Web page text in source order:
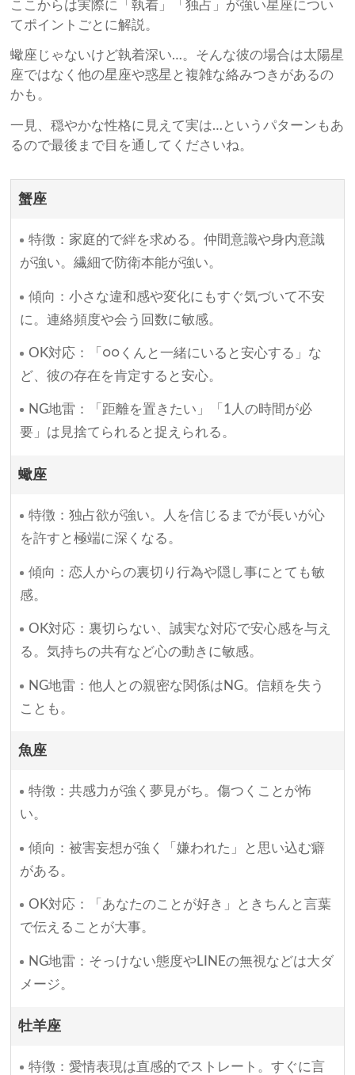
ここからは実際に「執着」「独占」が強い星座につい
てポイントごとに解説。
蠍座じゃないけど執着深い…。そんな彼の場合は太陽星
座ではなく他の星座や惑星と複雑な絡みつきがあるの
かも。
一見、穏やかな性格に見えて実は…というパターンもあ
るので最後まで目を通してくださいね。
蟹座
特徴：家庭的で絆を求める。仲間意識や身内意識
が強い。繊細で防衛本能が強い。
傾向：小さな違和感や変化にもすぐ気づいて不安
に。連絡頻度や会う回数に敏感。
OK対応：「○○くんと一緒にいると安心する」な
ど、彼の存在を肯定すると安心。
NG地雷：「距離を置きたい」「1人の時間が必
要」は見捨てられると捉えられる。
蠍座
特徴：独占欲が強い。人を信じるまでが長いが心
を許すと極端に深くなる。
傾向：恋人からの裏切り行為や隠し事にとても敏
感。
OK対応：裏切らない、誠実な対応で安心感を与え
る。気持ちの共有など心の動きに敏感。
NG地雷：他人との親密な関係はNG。信頼を失う
ことも。
魚座
特徴：共感力が強く夢見がち。傷つくことが怖
い。
傾向：被害妄想が強く「嫌われた」と思い込む癖
がある。
OK対応：「あなたのことが好き」ときちんと言葉
で伝えることが大事。
NG地雷：そっけない態度やLINEの無視などは大ダ
メージ。
牡羊座
特徴：愛情表現は直感的でストレート。すぐに言